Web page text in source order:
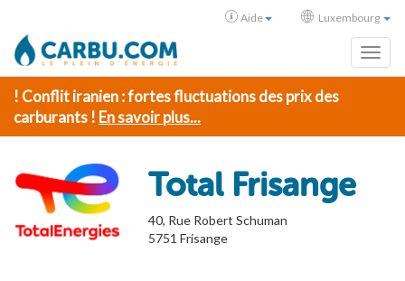
Aide Luxembourg
! Conflit iranien : fortes fluctuations des prix des
carburants ! En savoir plus...
Total Frisange
40, Rue Robert Schuman
5751 Frisange